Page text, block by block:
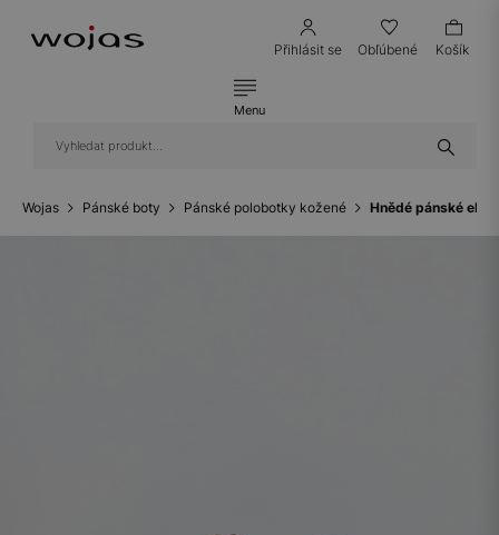
Přihlásit se Obľúbené Košík
Menu
Wojas Pánské boty Pánské polobotky kožené Hnědé pánské